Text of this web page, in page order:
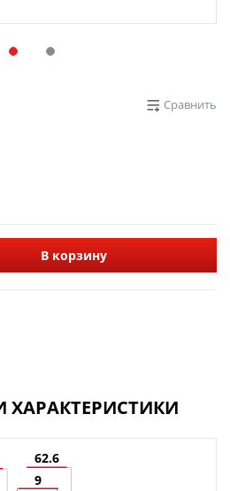
Сравнить
В корзину
ХАРАКТЕРИСТИКИ
62.6
9